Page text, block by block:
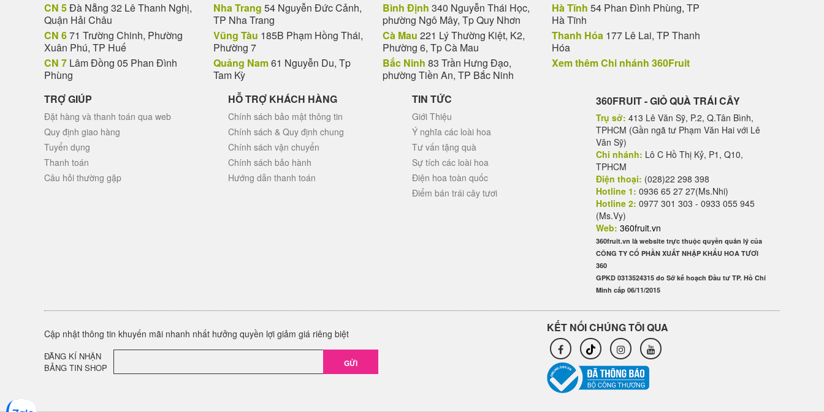
CN 5Đà Nẵng 32 Lê Thanh Nghị,
Quận Hải Châu
CN 671 Trường Chinh, Phường
Xuân Phú, TP Huế
CN 7 Lâm Đồng 05 Phan Đình
Phùng
Nha Trang 54 Nguyễn Đức Cảnh,
TP Nha Trang
Vũng Tàu 185B Phạm Hồng Thái,
Phường 7
Quảng Nam61 Nguyễn Du, Tp
Tam Kỳ
Bình Định 340 Nguyễn Thái Học,
phường Ngô Mây, Tp Quy Nhơn
Cà Mau 221 Lý Thường Kiệt, K2,
Phường 6, Tp Cà Mau
Bắc Ninh 83 Trần Hưng Đạo,
phường Tiền An, TP Bắc Ninh
Hà Tĩnh 54 Phan Đình Phùng, TP
Hà Tĩnh
Thanh Hóa 177 Lê Lai, TP Thanh
Hóa
Xem thêm Chi nhánh 360Fruit
TRỢ GIÚP
Đặt hàng và thanh toán qua web
Quy định giao hàng
Tuyển dụng
Thanh toán
Câu hỏi thường gặp
HỖ TRỢ KHÁCH HÀNG
Chính sách bảo mật thông tin
Chính sách & Quy định chung
Chính sách vận chuyển
Chính sách bảo hành
Hướng dẫn thanh toán
TIN TỨC
Giới Thiệu
Ý nghĩa các loài hoa
Tư vấn tặng quà
Sự tích các loài hoa
Điện hoa toàn quốc
Điểm bán trái cây tươi
360FRUIT - GIỎ QUÀ TRÁI CÂY
Trụ sở: 413 Lê Văn Sỹ, P.2, Q.Tân Bình,
TPHCM (Gần ngã tư Phạm Văn Hai với Lê
Văn Sỹ)
Chi nhánh: Lô C Hồ Thị Kỷ, P1, Q10,
TPHCM
Điện thoại: (028)22 298 398
Hotline 1: 0936 65 27 27(Ms.Nhi)
Hotline 2: 0977 301 303 - 0933 055 945
(Ms.Vy)
Web: 360fruit.vn
360fruit.vn là website trực thuộc quyền quản lý của
CÔNG TY CỔ PHẦN XUẤT NHẬP KHẨU HOA TƯƠI
360
GPKD 0313524315 do Sở kế hoạch Đầu tư TP. Hồ Chí
Minh cấp 06/11/2015
Cập nhật thông tin khuyến mãi nhanh nhất hưởng quyền lợi giảm giá riêng biệt
ĐĂNG KÍ NHẬN
BẢNG TIN SHOP
GỬI
KẾT NỐI CHÚNG TÔI QUA